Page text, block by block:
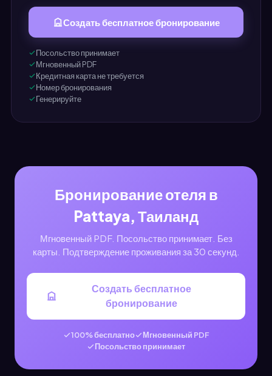
Создать бесплатное бронирование
Посольство принимает
Мгновенный PDF
Кредитная карта не требуется
Номер бронирования
Генерируйте
Бронирование отеля в
Pattaya, Таиланд
Мгновенный PDF. Посольство принимает. Без
карты. Подтверждение проживания за 30 секунд.
Создать бесплатное
бронирование
100% бесплатно
Мгновенный PDF
Посольство принимает